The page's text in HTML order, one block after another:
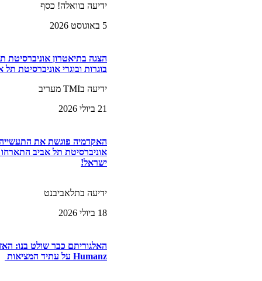
ידיעה בוואלה! כסף
5 באוגוסט 2026
הצגה בתיאטרון אוניברסיטת
בוגרות ובוגרי אוניברסיטת תל
ידיעה בTMI מעריב
21 ביולי 2026
האקדמיה פוגשת את התעשייה
ישראל!
ידיעה בתלאביבנט
18 ביולי 2026
האלגוריתם כבר שולט בנו:
Humanz על עתיד המציאות